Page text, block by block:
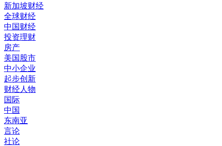
新加坡财经
全球财经
中国财经
投资理财
房产
美国股市
中小企业
起步创新
财经人物
国际
中国
东南亚
言论
社论